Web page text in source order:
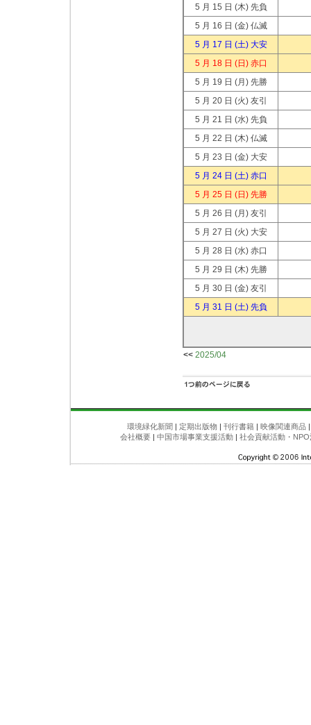
5 月 15 日 (木) 先負
5 月 16 日 (金) 仏滅
5 月 17 日 (土) 大安
5 月 18 日 (日) 赤口
5 月 19 日 (月) 先勝
5 月 20 日 (火) 友引
5 月 21 日 (水) 先負
5 月 22 日 (木) 仏滅
5 月 23 日 (金) 大安
5 月 24 日 (土) 赤口
5 月 25 日 (日) 先勝
5 月 26 日 (月) 友引
5 月 27 日 (火) 大安
5 月 28 日 (水) 赤口
5 月 29 日 (木) 先勝
5 月 30 日 (金) 友引
5 月 31 日 (土) 先負
<< 2025/04
環境緑化新聞 | 定期出版物| 刊行書籍| 映像関連商品
会社概要 | 中国市場事業支援活動 | 社会貢献活動・NPO